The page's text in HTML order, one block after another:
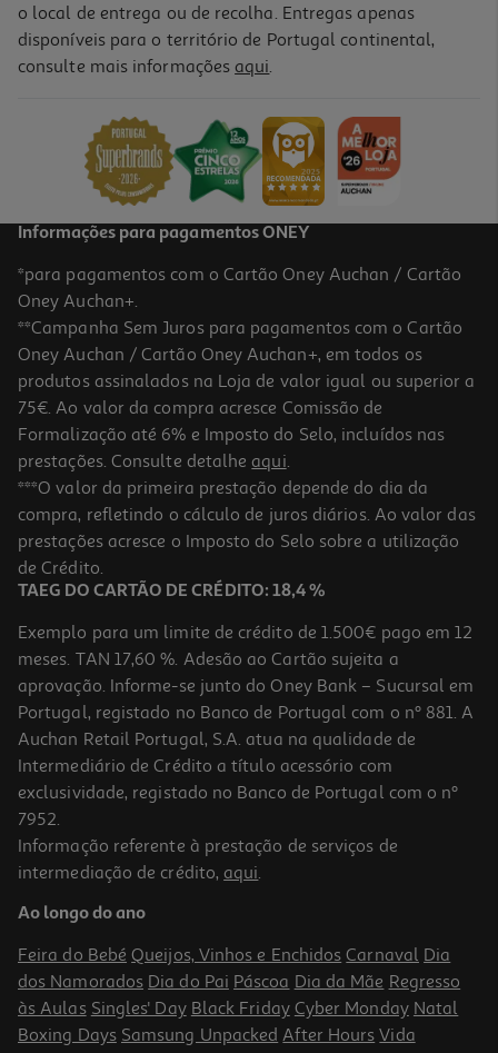
Gelado Palito Auchan Chocolate Branco Com Amêndoas 4x110ml
-45%
4.7 (39)
Gelado Magnum La Peche 3x90ml
12.19 €/Lt
Price reduced from
5,99 €to
3,29 €
Promoção
-40%
Gelado Olá Fizz Limão 6x60ml
8.31 €/Lt
2,99 €
Promoção
o local de entrega ou de recolha. Entregas apenas
disponíveis para o território de Portugal continental,
consulte mais informações aqui.
Informações para pagamentos ONEY
*para pagamentos com o Cartão Oney Auchan / Cartão
Oney Auchan+.
**Campanha Sem Juros para pagamentos com o Cartão
Oney Auchan / Cartão Oney Auchan+, em todos os
produtos assinalados na Loja de valor igual ou superior a
75€. Ao valor da compra acresce Comissão de
Formalização até 6% e Imposto do Selo, incluídos nas
prestações. Consulte detalhe aqui.
***O valor da primeira prestação depende do dia da
compra, refletindo o cálculo de juros diários. Ao valor das
prestações acresce o Imposto do Selo sobre a utilização
de Crédito.
TAEG DO CARTÃO DE CRÉDITO: 18,4 %
Exemplo para um limite de crédito de 1.500€ pago em 12
meses. TAN 17,60 %. Adesão ao Cartão sujeita a
aprovação. Informe-se junto do Oney Bank – Sucursal em
Portugal, registado no Banco de Portugal com o nº 881. A
Auchan Retail Portugal, S.A. atua na qualidade de
Intermediário de Crédito a título acessório com
exclusividade, registado no Banco de Portugal com o nº
7952.
Informação referente à prestação de serviços de
intermediação de crédito, aqui.
Ao longo do ano
Feira do Bebé Queijos, Vinhos e Enchidos Carnaval Dia
dos Namorados Dia do Pai Páscoa Dia da Mãe Regresso
às Aulas Singles' Day Black Friday Cyber Monday Natal
Boxing Days Samsung Unpacked After Hours Vida